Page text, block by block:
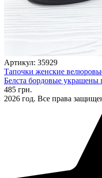
Артикул: 35929
Тапочки женские
Белста бордовые
485 грн.
2026 год. Все права